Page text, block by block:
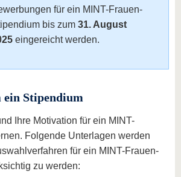
für ein MINT-Frauen-
bis zum 31. August
eingereicht werden.
ein Stipendium
Ihre Motivation für ein MINT-
Folgende Unterlagen werden
für ein MINT-Frauen-
zu werden: